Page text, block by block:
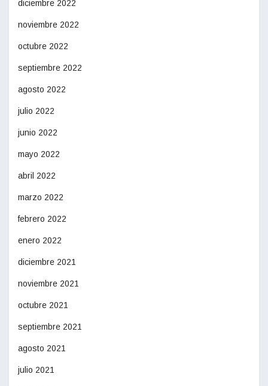
diciembre 2022
noviembre 2022
octubre 2022
septiembre 2022
agosto 2022
julio 2022
junio 2022
mayo 2022
abril 2022
marzo 2022
febrero 2022
enero 2022
diciembre 2021
noviembre 2021
octubre 2021
septiembre 2021
agosto 2021
julio 2021